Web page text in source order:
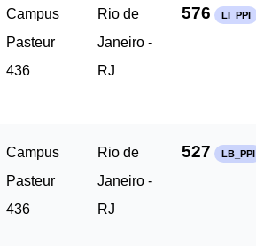
Campus
Pasteur
436
Rio de
Janeiro -
RJ
576 LI_PPI
Campus
Pasteur
436
Rio de
Janeiro -
RJ
527 LB_PPI